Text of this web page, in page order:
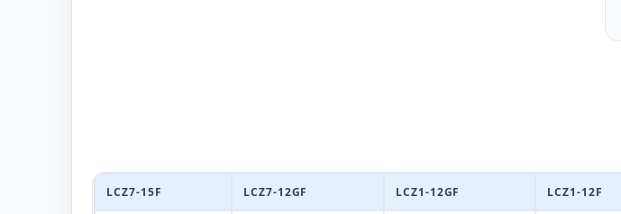
LCZ1-12F
LCZ1-12GF
LCZ7-12GF
LCZ7-15F